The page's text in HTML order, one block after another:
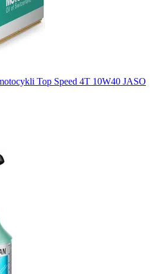
Top Speed 4T 10W40 JASO